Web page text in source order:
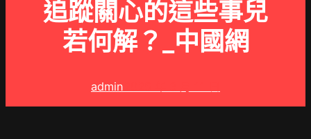
追蹤關心的這些事兒
若何解？_中國網
admin